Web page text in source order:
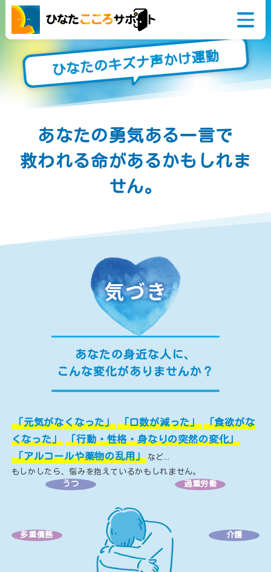
悩んでいるアナタ
相談窓口
聞いてほしい
こころとからだの
健康に関すること
生活やお金のこと
障がいや病気のこと
法律や犯罪被害
くらしのお困りごとなど
自死遺族の方へ
こころの健康チェック
ひなたのキズナ声かけ運動
｢知る｣から始める｡自殺予防
コンテンツ
特集ページ
ひなたのキズナ声かけ運動
あなたの勇気ある一言で
救われる命があるかもしれま
せん。
あなたの身近な人に、
こんな変化がありませんか？
「元気がなくなった」 「口数が減った」 「食欲がな
くなった」 「行動・性格・身なりの突然の変化」
「アルコールや薬物の乱用」 など…
もしかしたら、悩みを抱えているかもしれません。
うつ
多重債務
過重労働
介護